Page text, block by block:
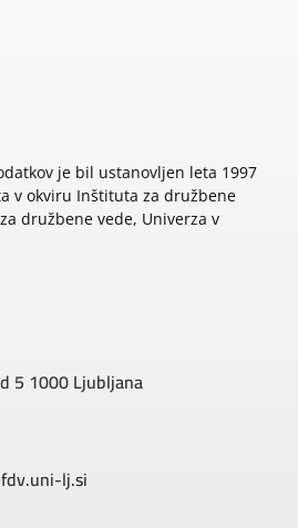
je bil ustanovljen leta 1997
v okviru Inštituta za družbene
družbene vede, Univerza v
5 1000 Ljubljana
lj.si